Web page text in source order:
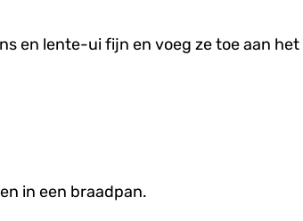
en lente-ui fijn en voeg ze toe aan het
in een braadpan.